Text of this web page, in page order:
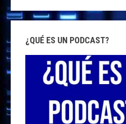
ce
b
o
o
k
a
g
ra
m
¿QUÉ ES UN PODCAST?